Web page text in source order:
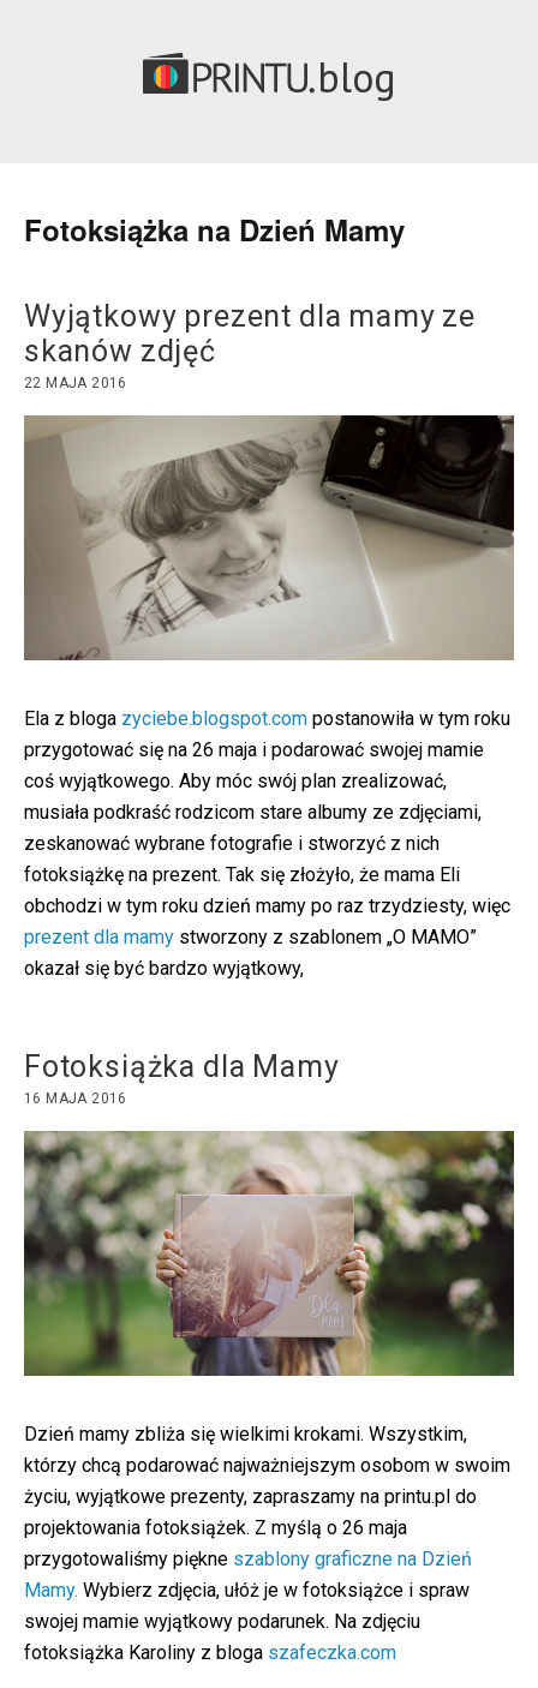
blog
Fotoksiążka na Dzień Mamy
Wyjątkowy prezent dla mamy ze
skanów zdjęć
22 MAJA 2016
Ela z bloga zyciebe.blogspot.com postanowiła w tym roku
przygotować się na 26 maja i podarować swojej mamie
coś wyjątkowego. Aby móc swój plan zrealizować,
musiała podkraść rodzicom stare albumy ze zdjęciami,
zeskanować wybrane fotografie i stworzyć z nich
fotoksiążkę na prezent. Tak się złożyło, że mama Eli
obchodzi w tym roku dzień mamy po raz trzydziesty, więc
prezent dla mamy stworzony z szablonem „O MAMO”
okazał się być bardzo wyjątkowy,
Fotoksiążka dla Mamy
16 MAJA 2016
Dzień mamy zbliża się wielkimi krokami. Wszystkim,
którzy chcą podarować najważniejszym osobom w swoim
życiu, wyjątkowe prezenty, zapraszamy na printu.pl do
projektowania fotoksiążek. Z myślą o 26 maja
przygotowaliśmy piękne szablony graficzne na Dzień
Mamy. Wybierz zdjęcia, ułóż je w fotoksiążce i spraw
swojej mamie wyjątkowy podarunek. Na zdjęciu
fotoksiążka Karoliny z bloga szafeczka.com